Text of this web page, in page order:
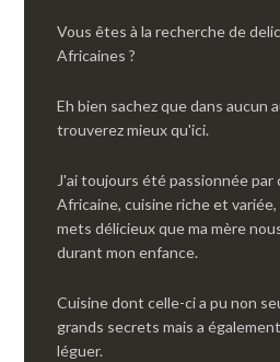
Vous êtes à la recherche de
Africaines ?
Eh bien sachez que dans aucun
trouverez mieux qu'ici.
J'ai toujours été passionnée
Africaine, cuisine riche et
mets délicieux que ma mère
durant mon enfance.
Cuisine dont celle-ci a pu non
grands secrets mais a
léguer.